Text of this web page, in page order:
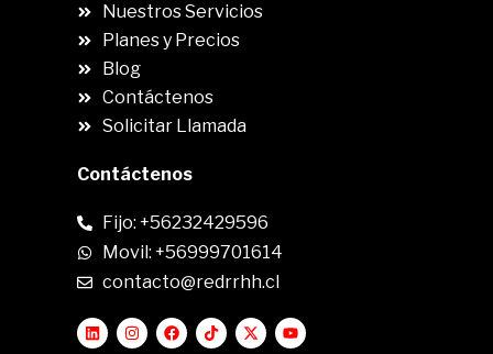
Nuestros Servicios
Planes y Precios
Blog
Contáctenos
Solicitar Llamada
Contáctenos
Fijo: +56232429596
Movil: +56999701614
contacto@redrrhh.cl